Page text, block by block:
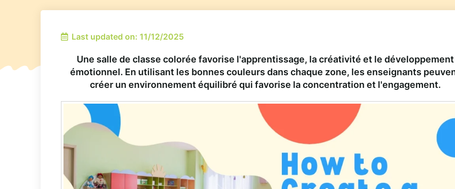
Last updated on: 11/12/2025
Une salle de classe colorée favorise l'apprentissage, la créativité et le développement
émotionnel. En utilisant les bonnes couleurs dans chaque zone, les enseignants
créer un environnement équilibré qui favorise la concentration et l'engagement.